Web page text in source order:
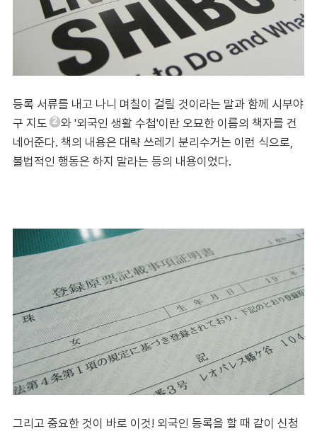
등록 서류를 내고 나니 며칠이 걸릴 것이라는 말과 함께 시부야
구 지도 2 와 '외국인 생활 수첩'이란 오묘한 이름의 책자를 건
네어준다. 책의 내용은 대략 쓰레기 분리수거는 이런 식으로,
불법적인 행동은 하지 말라는 등의 내용이었다.
그리고 중요한 것이 바로 이것! 외국인 등록을 할 때 같이 신청